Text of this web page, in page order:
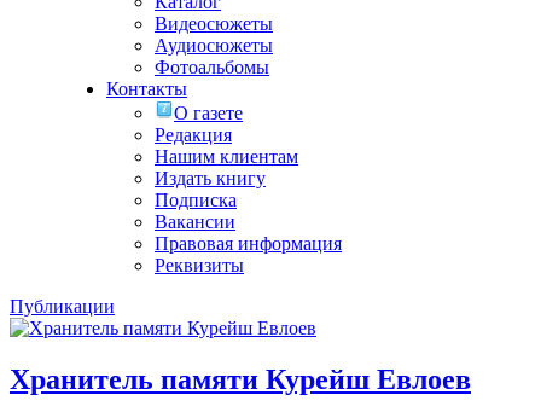
Видеосюжеты
Аудиосюжеты
Фотоальбомы
Контакты
О газете
Редакция
Нашим клиентам
Издать книгу
Подписка
Вакансии
Правовая информация
Реквизиты
Публикации
Хранитель памяти Курейш Евлоев